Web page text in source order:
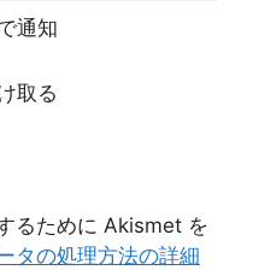
通知
取る
るために Akismet を
タの処理方法の詳細